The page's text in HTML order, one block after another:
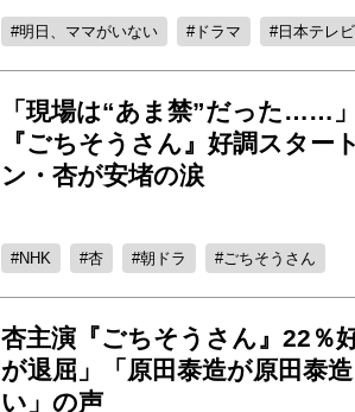
明日、ママがいない ドラマ 日本テレビ
「現場は“あま禁”だった……
『ごちそうさん』好調スター
ン・杏が安堵の涙
NHK 杏 朝ドラ ごちそうさん
杏主演『ごちそうさん』22％
が退屈」「原田泰造が原田泰
い」の声